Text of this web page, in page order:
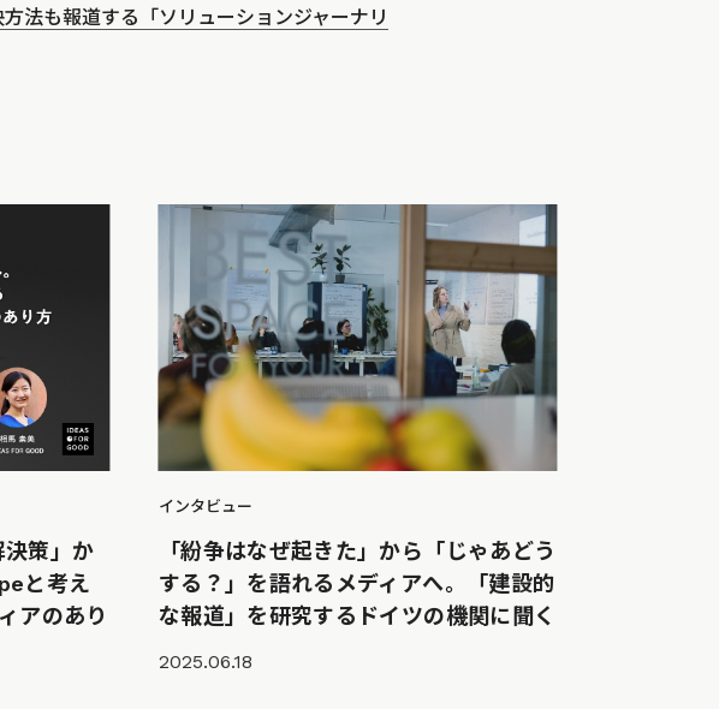
法も報道する「ソリューションジャーナリ
決策」か
と考え
アのあり
インタビュー
「紛争はなぜ起きた」から「じゃあどう
する？」を語れるメディアへ。「建設的
な報道」を研究するドイツの機関に聞く
2025.06.18